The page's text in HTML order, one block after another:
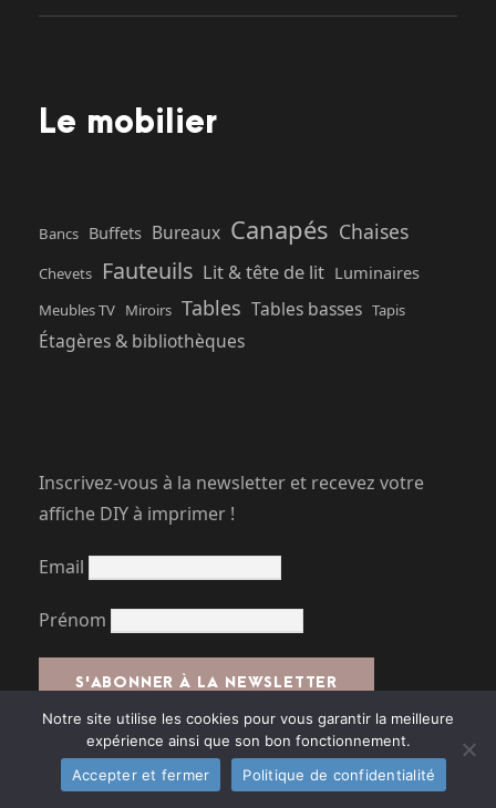
Le mobilier
Bancs Buffets Bureaux Canapés Chaises
Chevets Fauteuils Lit & tête de lit Luminaires
Meubles TV Miroirs Tables Tables basses Tapis
Étagères & bibliothèques
Inscrivez-vous à la newsletter et recevez votre
affiche DIY à imprimer !
Email
Prénom
J'ai lu et j'accepte les conditions
Notre site utilise les cookies pour vous garantir la meilleure
expérience ainsi que son bon fonctionnement.
Accepter et fermer
Politique de confidentialité